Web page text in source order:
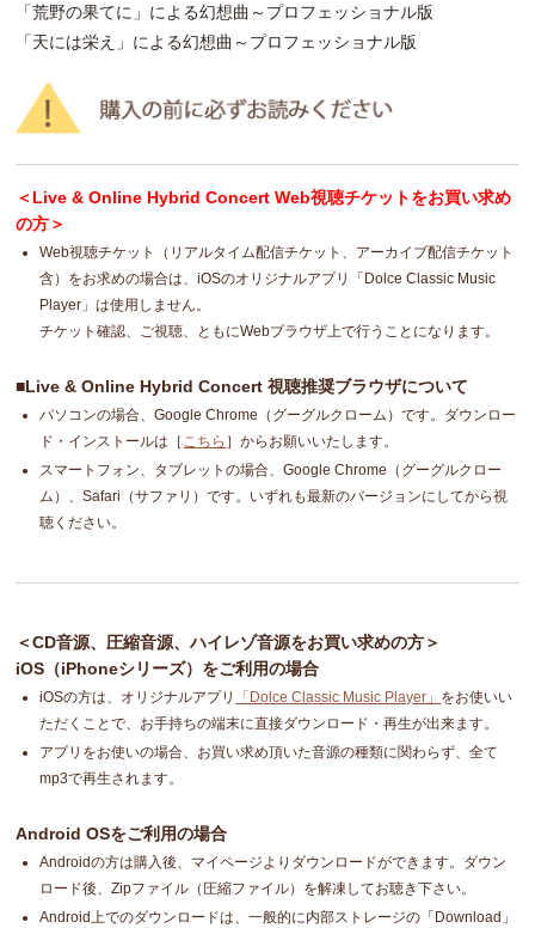
「荒野の果てに」による幻想曲～プロフェッショナル版
「天には栄え」による幻想曲～プロフェッショナル版
＜Live & Online Hybrid Concert Web視聴チケットをお買い求め
の方＞
Web視聴チケット（リアルタイム配信チケット、アーカイブ配信チケット
含）をお求めの場合は、iOSのオリジナルアプリ「Dolce Classic Music
Player」は使用しません。
チケット確認、ご視聴、ともにWebブラウザ上で行うことになります。
■Live & Online Hybrid Concert 視聴推奨ブラウザについて
パソコンの場合、Google Chrome（グーグルクローム）です。ダウンロー
ド・インストールは［ こちら ］からお願いいたします。
スマートフォン、タブレットの場合、Google Chrome（グーグルクロー
ム）、Safari（サファリ）です。いずれも最新のバージョンにしてから視
聴ください。
＜CD音源、圧縮音源、ハイレゾ音源をお買い求めの方＞
iOS（iPhoneシリーズ）をご利用の場合
iOSの方は、オリジナルアプリ 「Dolce Classic Music Player」 をお使いい
ただくことで、お手持ちの端末に直接ダウンロード・再生が出来ます。
アプリをお使いの場合、お買い求め頂いた音源の種類に関わらず、全て
mp3で再生されます。
Android OSをご利用の場合
Androidの方は購入後、マイページよりダウンロードができます。ダウン
ロード後、Zipファイル（圧縮ファイル）を解凍してお聴き下さい。
Android上でのダウンロードは、一般的に内部ストレージの「Download」